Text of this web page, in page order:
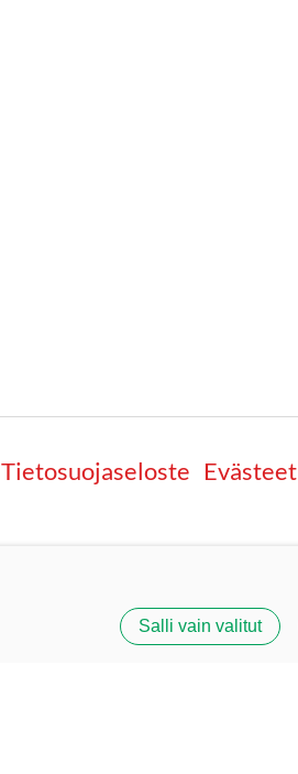
Tietosuojaseloste Evästeet
Salli vain valitut